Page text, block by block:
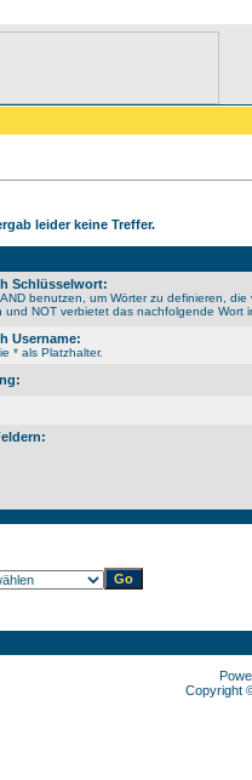
leider keine Treffer.
Schlüsselwort:
benutzen, um Wörter zu definieren,
und NOT verbietet das nachfolgende Wort
Username:
* als Platzhalter.
Copyright